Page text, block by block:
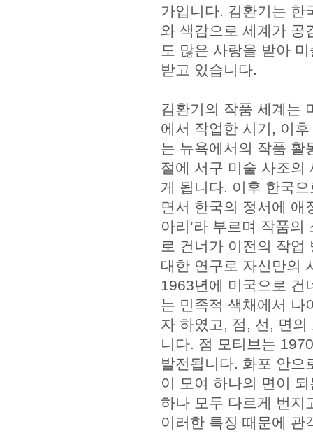
가입니다. 김환기는 한
와 색감으로 세계가 공
도 많은 사랑을 받아
받고 있습니다.
김환기의 작품 세계는
에서 작업한 시기, 이
는 뉴욕에서의 작품 활
절에 서구 미술 사조의
게 됩니다. 이후 한국
면서 한국의 정서에 애
아리’라 부르며 작품
로 건너가 이전의 작업
대한 연구로 자신만의
1963년에 미국으로 건
는 민족적 색채에서 나
자 하였고, 점, 선, 면
니다. 점 모티브는
발전됩니다. 화포 안으
이 모여 하나의 면이
하나 모두 다르게 번지
이러한 특징 때문에 관